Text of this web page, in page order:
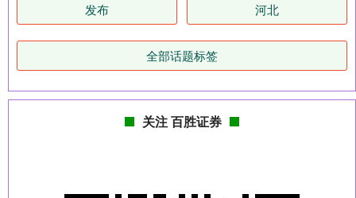
发布 河北
全部话题标签
关注 百胜证券